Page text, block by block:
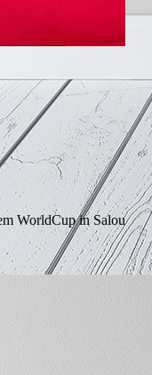
WorldCup in Salou